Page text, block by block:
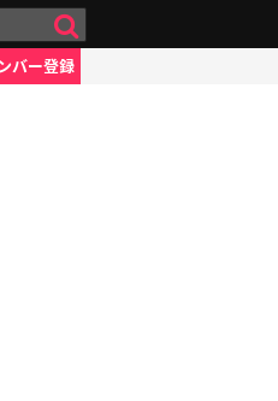
バー登録